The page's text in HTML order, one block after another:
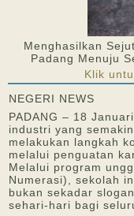
Menghasilkan
Padang Menuju
Klik
NEGERI NEWS
PADANG – 18
industri yang
melakukan langkah
melalui penguatan
Melalui program
Numerasi), sekolah
bukan sekadar
sehari-hari bagi